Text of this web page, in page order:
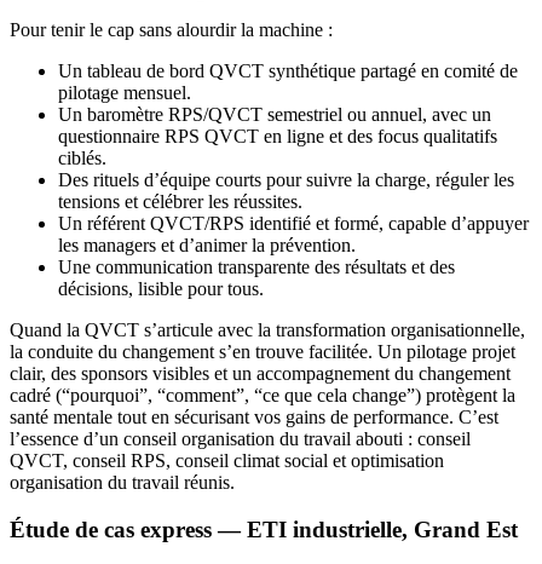
Pour tenir le cap sans alourdir la machine :
Un tableau de bord QVCT synthétique partagé en comité de
pilotage mensuel.
Un baromètre RPS/QVCT semestriel ou annuel, avec un
questionnaire RPS QVCT en ligne et des focus qualitatifs
ciblés.
Des rituels d’équipe courts pour suivre la charge, réguler les
tensions et célébrer les réussites.
Un référent QVCT/RPS identifié et formé, capable d’appuyer
les managers et d’animer la prévention.
Une communication transparente des résultats et des
décisions, lisible pour tous.
Quand la QVCT s’articule avec la transformation organisationnelle,
la conduite du changement s’en trouve facilitée. Un pilotage projet
clair, des sponsors visibles et un accompagnement du changement
cadré (“pourquoi”, “comment”, “ce que cela change”) protègent la
santé mentale tout en sécurisant vos gains de performance. C’est
l’essence d’un conseil organisation du travail abouti : conseil
QVCT, conseil RPS, conseil climat social et optimisation
organisation du travail réunis.
Étude de cas express — ETI industrielle, Grand Est